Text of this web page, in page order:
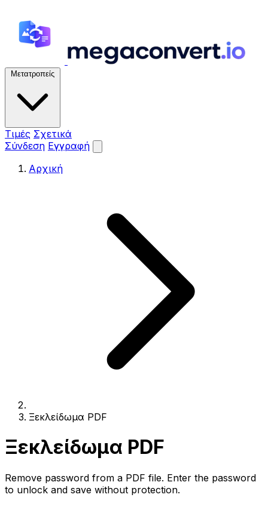
Μετατροπείς
Τιμές Σχετικά
Σύνδεση Εγγραφή
Αρχική
Ξεκλείδωμα PDF
Ξεκλείδωμα PDF
Remove password from a PDF file. Enter the password
to unlock and save without protection.